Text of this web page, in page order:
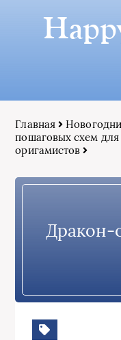
Главная
пошаговых схем
оригамистов